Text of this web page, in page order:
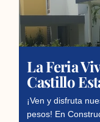
La Feria
Castillo
¡Ven y disfruta
pesos! En